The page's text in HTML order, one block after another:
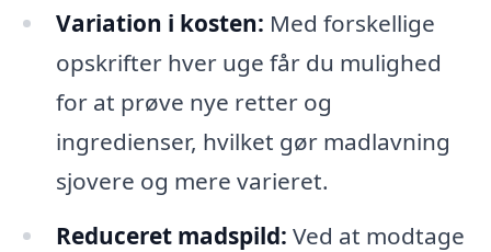
Variation i kosten: Med forskellige
opskrifter hver uge får du mulighed
for at prøve nye retter og
ingredienser, hvilket gør madlavning
sjovere og mere varieret.
Reduceret madspild: Ved at modtage